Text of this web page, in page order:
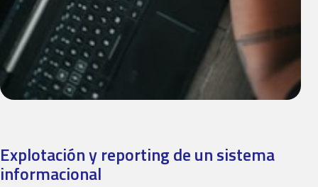
Explotación y reporting de un sistema
informacional